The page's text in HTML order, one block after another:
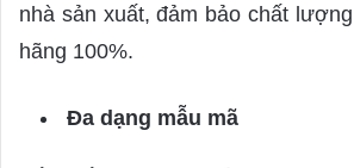
nhà sản xuất, đảm bảo chất
hãng 100%.
Đa dạng mẫu mã